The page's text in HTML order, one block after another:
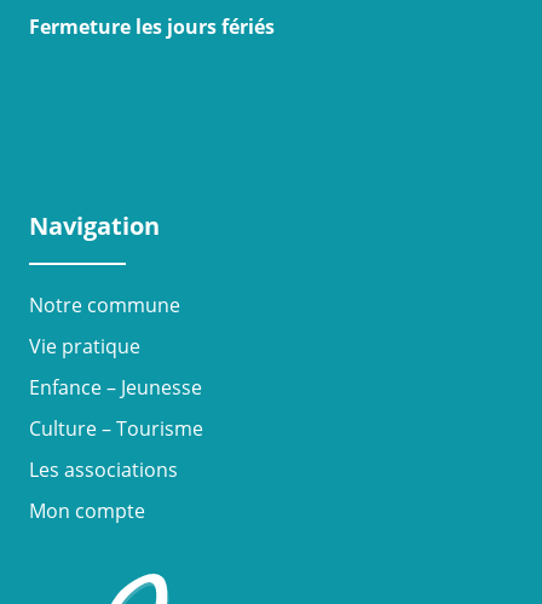
Fermeture les jours fériés
Navigation
Notre commune
Vie pratique
Enfance – Jeunesse
Culture – Tourisme
Les associations
Mon compte